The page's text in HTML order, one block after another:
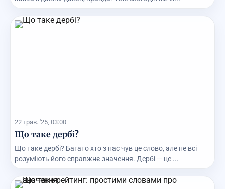
22 трав. '25, 03:00
Що таке дербі?
Що таке дербі? Багато хто з нас чув це слово, але не всі
розуміють його справжнє значення. Дербі — це ...